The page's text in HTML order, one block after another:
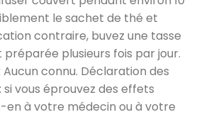
le sachet de thé et
contraire, buvez une tasse
plusieurs fois par jour.
connu. Déclaration des
vous éprouvez des effets
en à votre médecin ou à votre